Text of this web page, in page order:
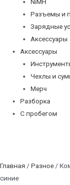
Разъемы и
Зарядные
Аксессуары
Аксессуары
Чехлы и
Мерч
Разборка
С пробегом
Главная / Разное /
синие